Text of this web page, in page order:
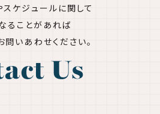
スケジュールに関して
ることがあれば
問いあわせください。
Us